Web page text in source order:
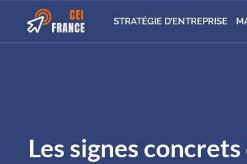
STRATÉGIE D’ENTREPRISE
Les signes concrets